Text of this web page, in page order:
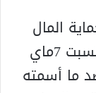
المال
العام دعت لوقفة الاحتجاجية يوم السبت 7ماي
ما أسمته